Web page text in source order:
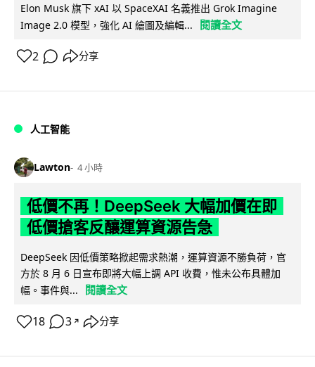
Elon Musk 旗下 xAI 以 SpaceXAI 名義推出 Grok Imagine
Image 2.0 模型，強化 AI 繪圖及編輯...
閱讀全文
2 分享
人工智能
Lawton 4 小時
低價不再！DeepSeek 大幅加價在即
低價搶客反釀運算資源告急
DeepSeek 因低價策略掀起需求熱潮，運算資源不勝負荷，官
方於 8 月 6 日宣布即將大幅上調 API 收費，惟未公布具體加
幅。事件與...
閱讀全文
18 3 ↗ 分享